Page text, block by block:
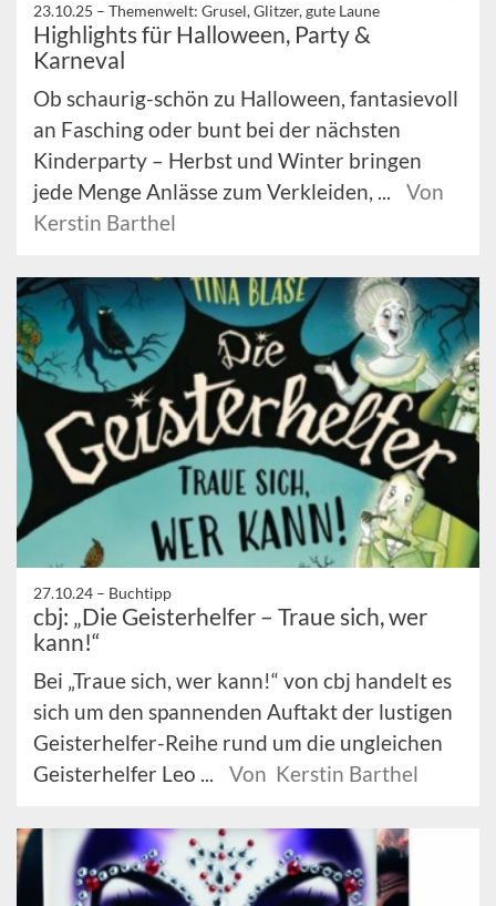
23.10.25 – Themenwelt: Grusel, Glitzer, gute Laune
Highlights für Halloween, Party &
Karneval
Ob schaurig-schön zu Halloween, fantasievoll
an Fasching oder bunt bei der nächsten
Kinderparty – Herbst und Winter bringen
jede Menge Anlässe zum Verkleiden, ...
Von
Kerstin Barthel
27.10.24 – Buchtipp
cbj: „Die Geisterhelfer – Traue sich, wer
kann!“
Bei „Traue sich, wer kann!“ von cbj handelt es
sich um den spannenden Auftakt der lustigen
Geisterhelfer-Reihe rund um die ungleichen
Geisterhelfer Leo ...
Von Kerstin Barthel